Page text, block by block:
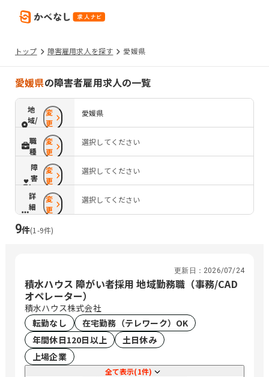
トップ 障害雇用求人を探す 愛媛県
愛媛県の障害者雇用求人の一覧
地
域/
路
線
変
更
愛媛県
職
種
変
更
選択してください
障
害
配
慮
変
更
選択してください
詳
細
条
件
変
更
選択してください
9件(1 -9件)
更新日： 2026/07/24
積水ハウス 障がい者採用 地域勤務職（事務/CAD
オペレーター）
積水ハウス株式会社
転勤なし
在宅勤務（テレワーク）OK
年間休日120日以上
土日休み
上場企業
全て表示(1件)